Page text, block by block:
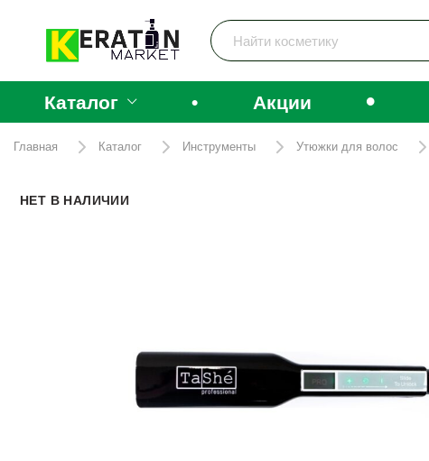
Каталог • Акции •
Главная Каталог Инструменты Утюжки для волос
НЕТ В НАЛИЧИИ